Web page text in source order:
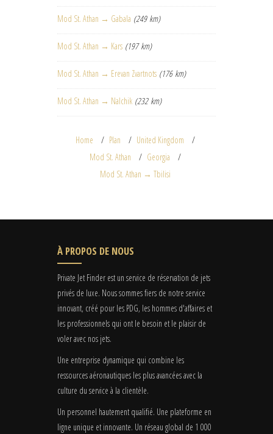
Mod St. Athan → Gabala (249 km)
Mod St. Athan → Kars (197 km)
Mod St. Athan → Erevan Zvartnots (176 km)
Mod St. Athan → Nalchik (232 km)
Home Plan
United Kingdom
Mod St. Athan
Georgia
Mod St. Athan → Tbilisi
À PROPOS DE NOUS
Private Jet Finder est un service de réservation de jets
privés de luxe. Nous sommes fiers de notre service
innovant, créé pour les PDG, les hommes d'affaires et
les professionnels qui ont le besoin et le plaisir de
voler avec nos jets.
Une entreprise dynamique qui combine les
ressources aéronautiques les plus avancées avec la
culture du service à la clientèle.
Un personnel hautement qualifié. Une plateforme en
ligne unique et innovante. Un réseau global de 1 000